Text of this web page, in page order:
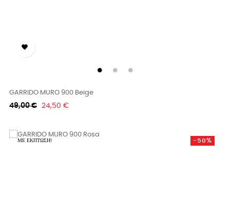

GARRIDO MURO 900 Beige
Κανονική
49,00 € Τιμή
24,50 €
ΜΕ ΈΚΠΤΩΣΗ! -50%